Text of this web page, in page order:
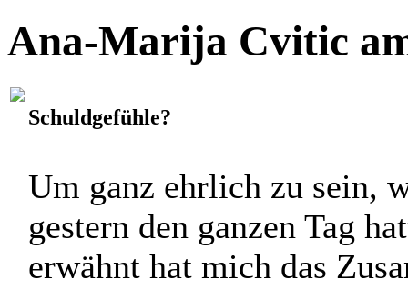
Vielleicht wird sie
Ana-Marija Cvitic
Schuldgefühle?